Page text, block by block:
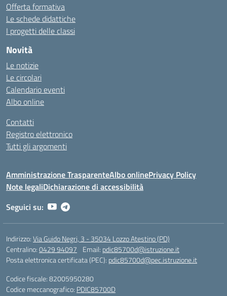
Offerta formativa
Le schede didattiche
I progetti delle classi
Novità
Le notizie
Le circolari
Calendario eventi
Albo online
Contatti
Registro elettronico
Tutti gli argomenti
Amministrazione TrasparenteAlbo onlinePrivacy Policy
Note legaliDichiarazione di accessibilità
Seguici su:
Indirizzo:Via Guido Negri, 3 - 35034 Lozzo Atestino (PD)
Centralino:0429 94097 Email: pdic85700d@istruzione.it
Posta elettronica certificata (PEC): pdic85700d@pec.istruzione.it
Codice fiscale: 82005950280
Codice meccanografico: PDIC85700D